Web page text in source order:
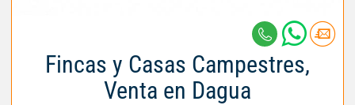
Fincas y Casas Campestres,
Venta en Dagua